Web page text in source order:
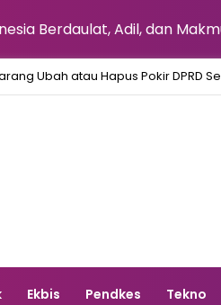
Berdaulat, Adil, dan
Ubah atau Hapus Pokir DPRD
Ekbis Pendkes Tekno